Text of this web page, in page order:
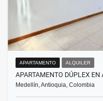
APARTAMENTO ALQUILER
APARTAMENTO DÚPLEX EN
Medellín, Antioquia, Colombia